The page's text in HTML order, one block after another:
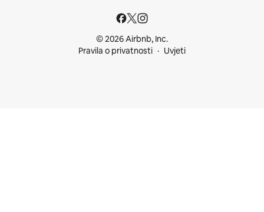
© 2026 Airbnb, Inc.
Pravila o privatnosti
Uvjeti